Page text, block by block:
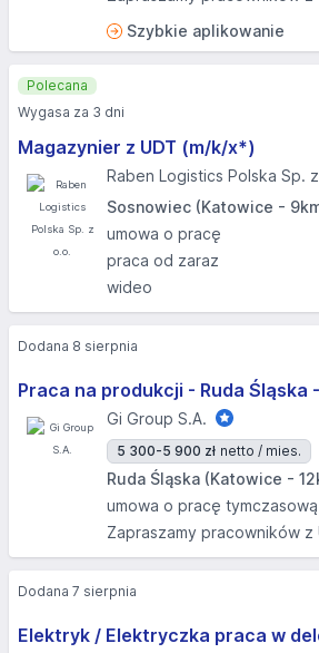
Szybkie aplikowanie
Magazynier z UDT (m/k/x*)
Raben Logistics Polska Sp.
Sosnowiec (Katowice -
umowa o pracę
praca od zaraz
wideo
Polecana
Wygasa za 3 dni
Praca na produkcji - Ruda Śląska
Gi Group S.A.
5 300-5 900 zł netto / mies.
Ruda Śląska (Katowice -
umowa o pracę tymczasową
Zapraszamy pracowników z
Dodana 8 sierpnia
Elektryk / Elektryczka praca w
Dodana 7 sierpnia